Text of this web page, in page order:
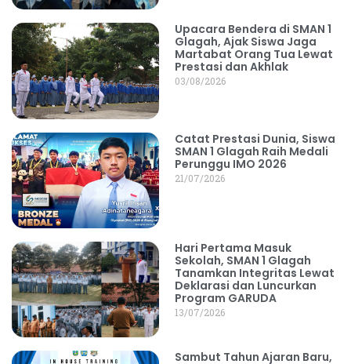
Upacara Bendera di SMAN 1
Glagah, Ajak Siswa Jaga
Martabat Orang Tua Lewat
Prestasi dan Akhlak
03/08/2026
Catat Prestasi Dunia, Siswa
SMAN 1 Glagah Raih Medali
Perunggu IMO 2026
21/07/2026
Hari Pertama Masuk
Sekolah, SMAN 1 Glagah
Tanamkan Integritas Lewat
Deklarasi dan Luncurkan
Program GARUDA
13/07/2026
Sambut Tahun Ajaran Baru,